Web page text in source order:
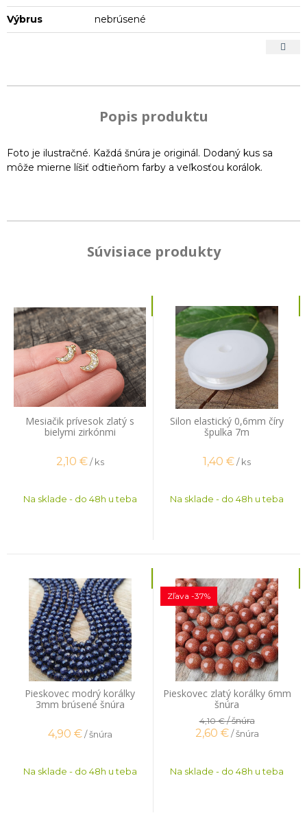
Výbrus nebrúsené
Popis produktu
Foto je ilustračné. Každá šnúra je originál. Dodaný kus sa
môže mierne líšiť odtieňom farby a veľkosťou korálok.
Súvisiace produkty
Mesiačik prívesok zlatý s
bielymi zirkónmi
2,10 € / ks
Na sklade - do 48h u teba
Silon elastický 0,6mm číry
špulka 7m
1,40 €/ ks
Na sklade - do 48h u teba
Pieskovec modrý korálky
3mm brúsené šnúra
4,90 € / šnúra
Na sklade - do 48h u teba
Pieskovec zlatý korálky 6mm
šnúra
Zľava -37%
4,10 €/ šnúra
2,60 € / šnúra
Na sklade - do 48h u teba